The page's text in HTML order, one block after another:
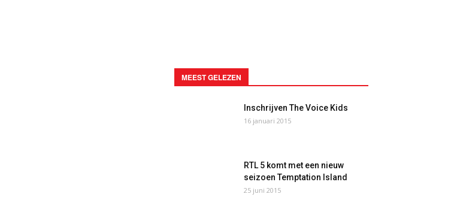
MEEST GELEZEN
Inschrijven The Voice Kids
16 januari 2015
RTL 5 komt met een nieuw
seizoen Temptation Island
25 juni 2015